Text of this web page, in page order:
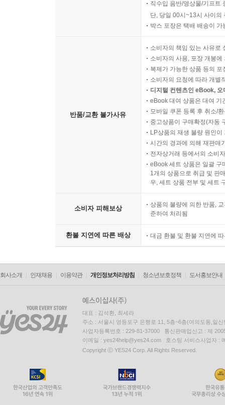
직수입 음반/영상물/기프트
단, 당일 00시~13시 사이의
박스 포장은 택배 배송이
반품/교환 불가사유
소비자의 책임 있는 사유로
소비자의 사용, 포장 개봉
복제가 가능한 상품 등의
소비자의 요청에 따라 개별
디지털 컨텐츠인 eBook,
eBook 대여 상품은 대여 기
모바일 쿠폰 등록 후 취소/
중고상품이 구매확정(자동
LP상품의 재생 불량 원인
시간의 경과에 의해 재판매
전자상거래 등에서의 소비
eBook 세트 상품은 일괄 구
1개의 상품으로 취급 및 판
우, 세트 상품 전부 및 세트
소비자 피해보상
상품의 불량에 의한 반품,
준하여 처리됨
환불 지연에 따른 배상 대금 환불 및 환불 지연에
회사소개 인재채용 이용약관 개인정보처리방침 청소년보호정책 도서홍보안내
대표 : 김석환, 최세라
주소 : 서울시 영등포구 은행로 11, 5층~6층(여의도동,일신
사업자등록번호 : 229-81-37000 통신판매업신고 : 제
이메일 : yes24help@yes24.com 호스팅 서비스사업자 :
Copyright ⓒ YES24 Corp. All Rights Reserved.